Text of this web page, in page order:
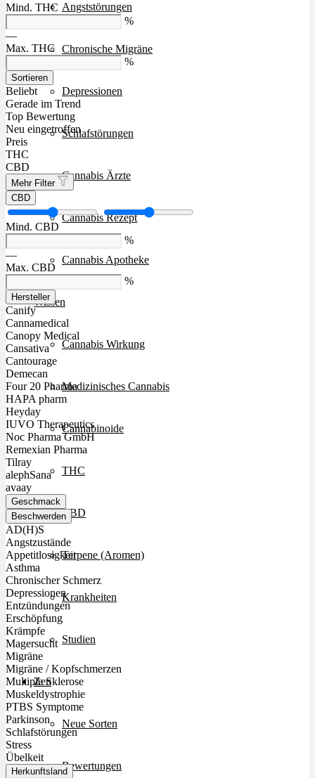
Angststörungen
Chronische Migräne
Depressionen
Schlafstörungen
Cannabis Ärzte
Cannabis Rezept
Cannabis Apotheke
Wissen
Cannabis Wirkung
Medizinisches Cannabis
Cannabinoide
THC
CBD
Terpene (Aromen)
Krankheiten
Studien
Zen
Neue Sorten
Bewertungen
Mind. THC
%
—
Max. THC
%
Sortieren
Beliebt
Gerade im Trend
Top Bewertung
Neu eingetroffen
Preis
THC
CBD
Mehr Filter
CBD
Mind. CBD
%
—
Max. CBD
%
Hersteller
Canify
Cannamedical
Canopy Medical
Cansativa
Cantourage
Demecan
Four 20 Pharma
HAPA pharm
Heyday
IUVO Therapeutics
Noc Pharma GmbH
Remexian Pharma
Tilray
alephSana
avaay
Geschmack
Beschwerden
AD(H)S
Angstzustände
Appetitlosigkeit
Asthma
Chronischer Schmerz
Depressionen
Entzündungen
Erschöpfung
Krämpfe
Magersucht
Migräne
Migräne / Kopfschmerzen
Multiple Sklerose
Muskeldystrophie
PTBS Symptome
Parkinson
Schlafstörungen
Stress
Übelkeit
Herkunftsland